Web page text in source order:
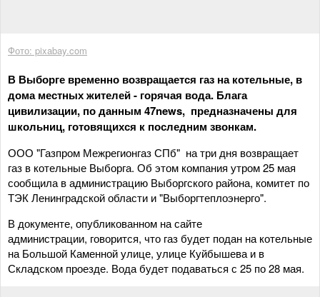
Фото: pixabay.com
В Выборге временно возвращается газ на котельные, в
дома местных жителей - горячая вода. Блага
цивилизации, по данным 47news, предназначены для
школьниц, готовящихся к последним звонкам.
ООО "Газпром Межрегионгаз СПб" на три дня возвращает
газ в котельные Выборга. Об этом компания утром 25 мая
сообщила в администрацию Выборгского района, комитет по
ТЭК Ленинградской области и "Выборгтеплоэнерго".
В документе, опубликованном на сайте
администрации, говорится, что газ будет подан на котельные
на Большой Каменной улице, улице Куйбышева и в
Складском проезде. Вода будет подаваться с 25 по 28 мая.